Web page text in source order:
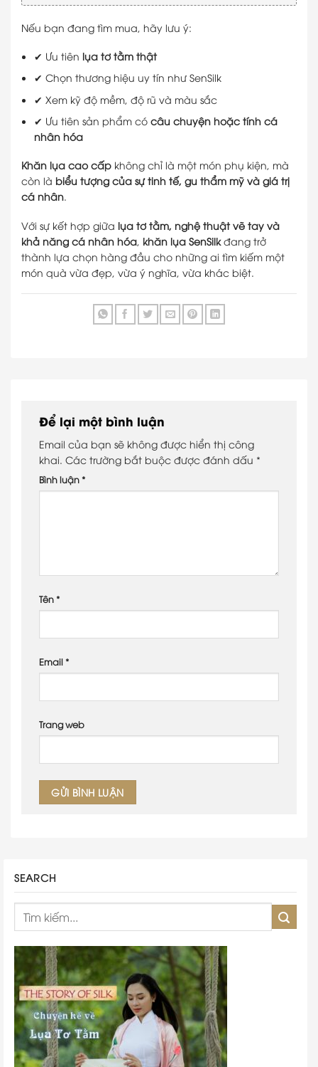
Nếu bạn đang tìm mua, hãy lưu ý:
✔ Ưu tiên lụa tơ tằm thật
✔ Chọn thương hiệu uy tín như SenSilk
✔ Xem kỹ độ mềm, độ rũ và màu sắc
✔ Ưu tiên sản phẩm cócâu chuyện hoặc tính cá
nhân hóa
Khăn lụa cao cấp không chỉ là một món phụ kiện, mà
còn là biểu tượng của sự tinh tế, gu thẩm mỹ và giá trị
cá nhân.
Với sự kết hợp giữa lụa tơ tằm, nghệ thuật vẽ tay và
khả năng cá nhân hóa khăn lụa SenSilkđang trở
thành lựa chọn hàng đầu cho những ai tìm kiếm một
món quà vừa đẹp, vừa ý nghĩa, vừa khác biệt.
Để lại một bình luận
Email của bạn sẽ không được hiển thị công
khai. Các trường bắt buộc được đánh dấu *
Bình luận *
Tên *
Email *
Trang web
SEARCH